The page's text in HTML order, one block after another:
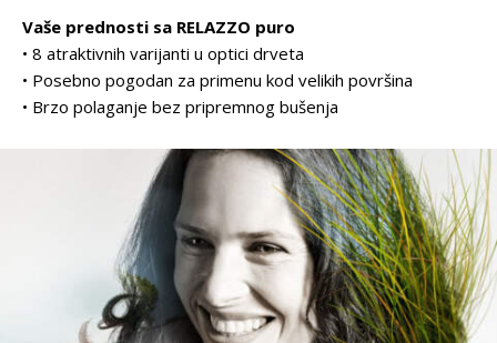
Vaše prednosti sa RELAZZO puro
• 8 atraktivnih varijanti u optici drveta
• Posebno pogodan za primenu kod velikih površina
• Brzo polaganje bez pripremnog bušenja